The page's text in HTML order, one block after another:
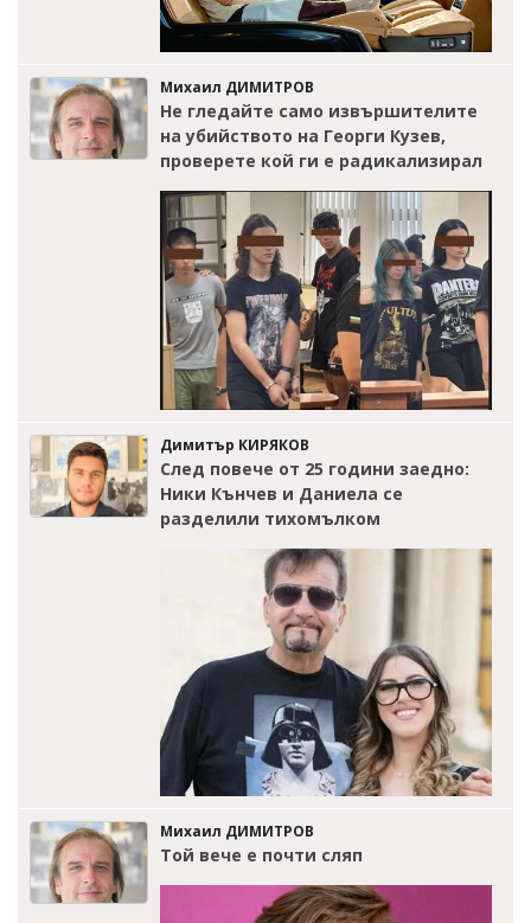
Михаил ДИМИТРОВ
Не гледайте само извършителите
на убийството на Георги Кузев,
проверете кой ги е радикализирал
Димитър КИРЯКОВ
След повече от 25 години заедно:
Ники Кънчев и Даниела се
разделили тихомълком
Михаил ДИМИТРОВ
Той вече е почти сляп